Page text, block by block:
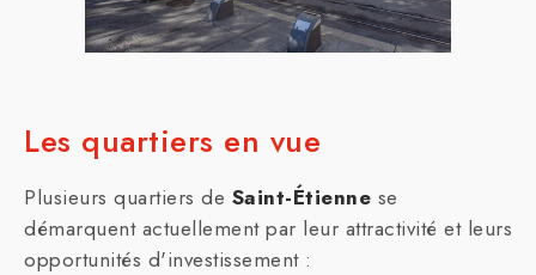
Les quartiers en vue
Plusieurs quartiers de Saint-Étienne se
démarquent actuellement par leur attractivité et leurs
opportunités d'investissement :